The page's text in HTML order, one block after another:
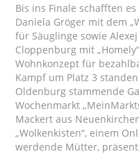
Bis ins Finale schafften
Daniela Gröger mit dem
für Säuglinge sowie
Cloppenburg mit
Wohnkonzept für
Kampf um Platz 3
Oldenburg stammende
Wochenmarkt
Mackert aus
„Wolkenkisten“, einem
werdende Mütter,